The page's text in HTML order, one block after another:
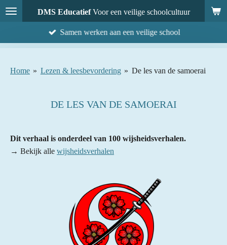
Ga
direct
DMS EducatiefVoor een veilige schoolcultuur
Samen werken aan een veilige school
Home » Lezen & leesbevordering » De les van de samoerai
DE LES VAN DE SAMOERAI
Dit verhaal is onderdeel van 100 wijsheidsverhalen.
→ Bekijk alle wijsheidsverhalen